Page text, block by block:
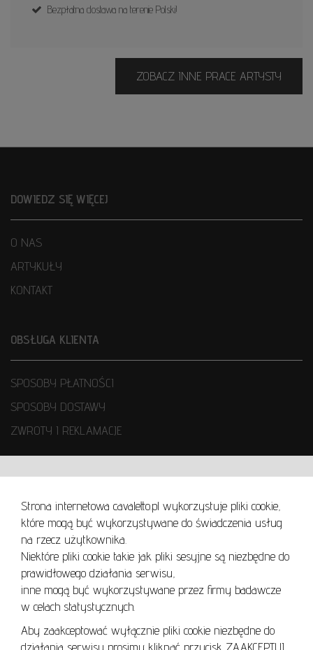
Strona internetowa cavaletto.pl wykorzystuje pliki cookie,
które mogą być wykorzystywane do świadczenia usług
na rzecz użytkownika.
Niektóre pliki cookie takie jak pliki sesyjne są niezbędne do
prawidłowego działania serwisu,
inne mogą być wykorzystywane przez firmy badawcze
w celach statystycznych.
Aby zaakceptować wyłącznie pliki cookie niezbędne do
działania serwisu prosimy kliknąć przycisk ZAAKCEPTUJ
Bezpłatna dostawa na terenie Polski!
ZOBACZ INNE PRACE ARTYSTY
DOWIEDZ SIĘ WIĘCEJ
O NAS
ARTYKUŁY
KONTAKT
OBSŁUGA KLIENTA
SPOSOBY PŁATNOŚCI
SPOSOBY DOSTAWY
ZWROTY I REKLAMACJE
REGULAMIN
REGULAMIN AUKCJI
POLITYKA PRYWATNOŚCI
POLITYKA COOKIES